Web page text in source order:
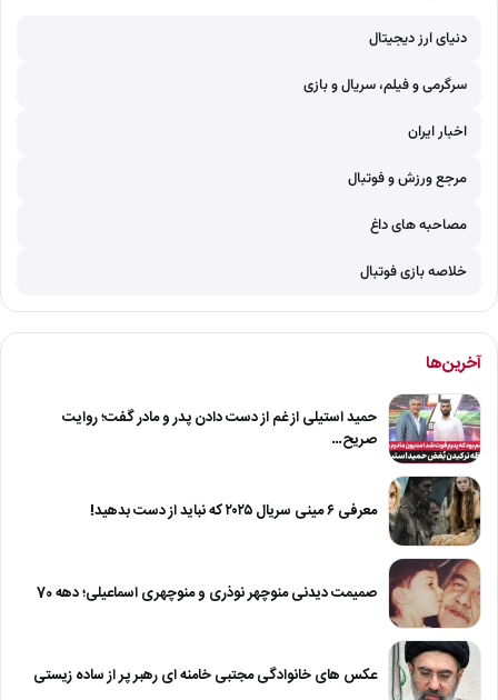
دنیای ارز دیجیتال
سرگرمی و فیلم، سریال و بازی
اخبار ایران
مرجع ورزش و فوتبال
مصاحبه های داغ
خلاصه بازی فوتبال
آخرین‌ها
حمید استیلی از غم از دست دادن پدر و مادر گفت؛ روایت
صریح…
معرفی ۶ مینی سریال ۲۰۲۵ که نباید از دست بدهید!
صمیمت دیدنی منوچهر نوذری و منوچهری اسماعیلی؛ دهه 70
عکس های خانوادگی مجتبی خامنه ای رهبر پر از ساده زیستی